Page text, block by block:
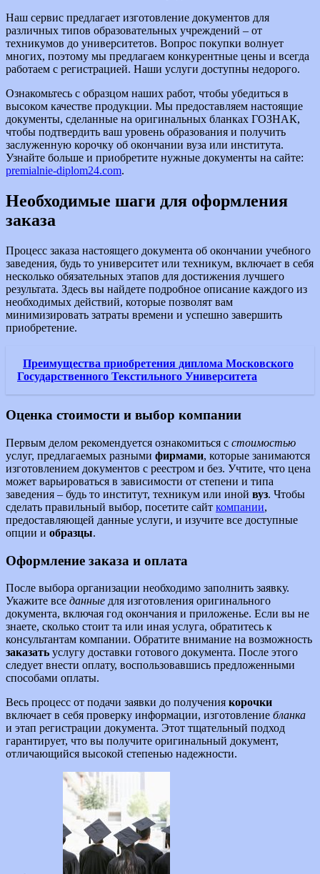
Наш сервис предлагает изготовление документов для
различных типов образовательных учреждений – от
техникумов до университетов. Вопрос покупки волнует
многих, поэтому мы предлагаем конкурентные цены и всегда
работаем с регистрацией. Наши услуги доступны недорого.
Ознакомьтесь с образцом наших работ, чтобы убедиться в
высоком качестве продукции. Мы предоставляем настоящие
документы, сделанные на оригинальных бланках ГОЗНАК,
чтобы подтвердить ваш уровень образования и получить
заслуженную корочку об окончании вуза или института.
Узнайте больше и приобретите нужные документы на сайте:
premialnie-diplom24.com.
Необходимые шаги для оформления
заказа
Процесс заказа настоящего документа об окончании учебного
заведения, будь то университет или техникум, включает в себя
несколько обязательных этапов для достижения лучшего
результата. Здесь вы найдете подробное описание каждого из
необходимых действий, которые позволят вам
минимизировать затраты времени и успешно завершить
приобретение.
Преимущества приобретения диплома Московского
Государственного Текстильного Университета
Оценка стоимости и выбор компании
Первым делом рекомендуется ознакомиться с стоимостью
услуг, предлагаемых разными фирмами, которые занимаются
изготовлением документов с реестром и без. Учтите, что цена
может варьироваться в зависимости от степени и типа
заведения – будь то институт, техникум или иной вуз. Чтобы
сделать правильный выбор, посетите сайт компании,
предоставляющей данные услуги, и изучите все доступные
опции и образцы.
Оформление заказа и оплата
После выбора организации необходимо заполнить заявку.
Укажите все данные для изготовления оригинального
документа, включая год окончания и приложенье. Если вы не
знаете, сколько стоит та или иная услуга, обратитесь к
консультантам компании. Обратите внимание на возможность
заказать услугу доставки готового документа. После этого
следует внести оплату, воспользовавшись предложенными
способами оплаты.
Весь процесс от подачи заявки до получения корочки
включает в себя проверку информации, изготовление бланка
и этап регистрации документа. Этот тщательный подход
гарантирует, что вы получите оригинальный документ,
отличающийся высокой степенью надежности.